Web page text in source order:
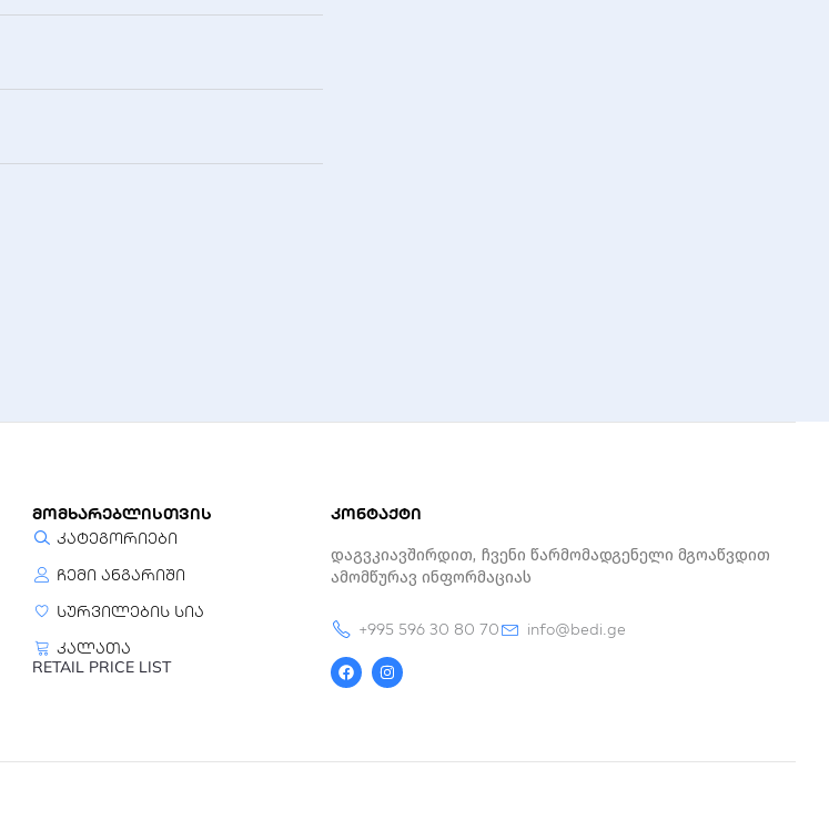
მომხარებლისთვის
კატეგორიები
ჩემი ანგარიში
სურვილების სია
კალათა
RETAIL PRICE LIST
კონტაქტი
Დაგვკიავშირდით, Ჩვენი Წარმომადგენელი Მგოაწვდით
Ამომწურავ Ინფორმაციას
+995 596 30 80 70
info@bedi.ge
a
c
e
n
s
t